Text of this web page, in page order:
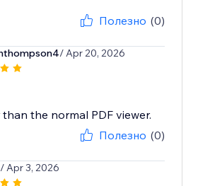
Полезно (0)
/ Apr 20, 2026
the normal PDF viewer.
Полезно (0)
/ Apr 3, 2026